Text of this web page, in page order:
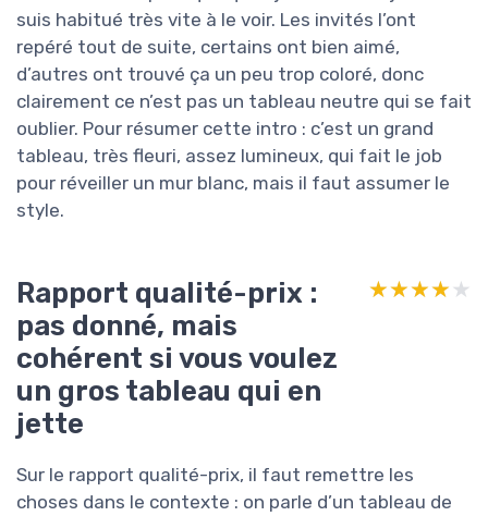
suis habitué très vite à le voir. Les invités l’ont
repéré tout de suite, certains ont bien aimé,
d’autres ont trouvé ça un peu trop coloré, donc
clairement ce n’est pas un tableau neutre qui se fait
oublier. Pour résumer cette intro : c’est un grand
tableau, très fleuri, assez lumineux, qui fait le job
pour réveiller un mur blanc, mais il faut assumer le
style.
Rapport qualité-prix :
pas donné, mais
cohérent si vous voulez
un gros tableau qui en
jette
★★★★★
★★★★★
Sur le rapport qualité-prix, il faut remettre les
choses dans le contexte : on parle d’un tableau de